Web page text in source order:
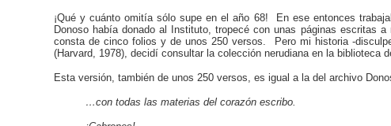
¡Qué y cuánto omitía sólo supe en el año 68! En ese entonces
Donoso había donado al Instituto, tropecé con unas páginas escritas
consta de cinco folios y de unos 250 versos. Pero mi historia -
(Harvard, 1978), decidí consultar la colección nerudiana en la
Esta versión, también de unos 250 versos, es igual a la del archivo
…con todas las materias del corazón escribo.